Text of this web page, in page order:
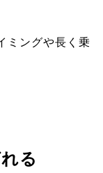
ミングや長く乗
る